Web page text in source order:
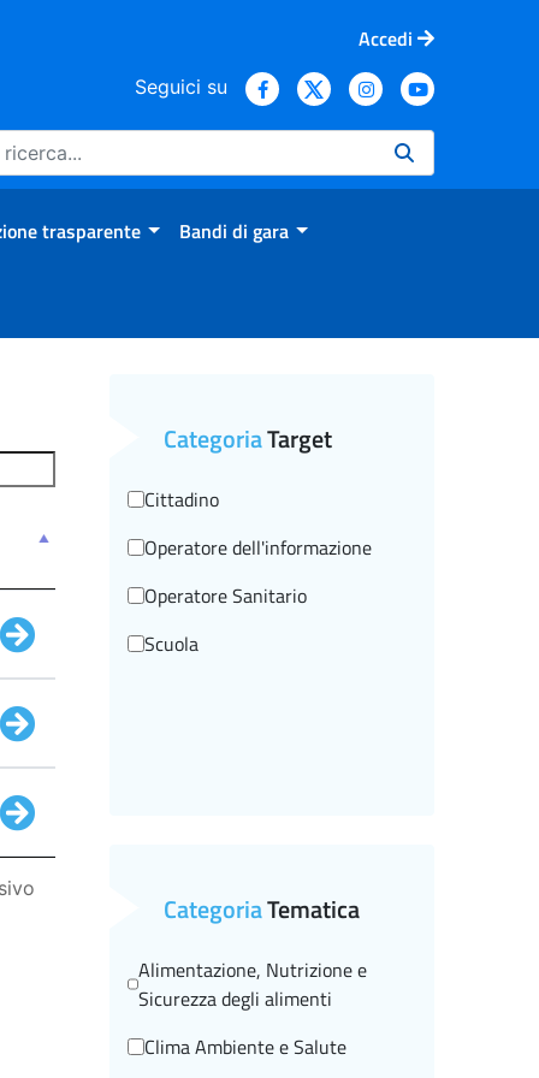
Accedi
Seguici su
trasparente Bandi di gara
CategoriaTarget
Cittadino
Operatore dell'informazione
Operatore Sanitario
Scuola
CategoriaTematica
Alimentazione, Nutrizione e
Sicurezza degli alimenti
Clima Ambiente e Salute